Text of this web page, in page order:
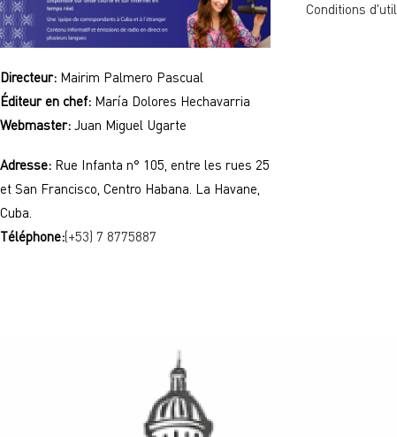
Directeur: Mairim Palmero Pascual
Éditeur en chef: María Dolores Hechavarria
Webmaster: Juan Miguel Ugarte
Adresse: Rue Infanta n° 105, entre les rues 25
et San Francisco, Centro Habana. La Havane,
Cuba.
Téléphone:(+53) 7 8775887
Conditions